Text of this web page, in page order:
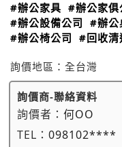
#辦公家具 #辦公家俱
#辦公設備公司 #辦公
#辦公椅公司 #回收清
詢價地區： 全台灣
詢價商-聯絡資料
詢價者： 何OO
TEL： 098102****